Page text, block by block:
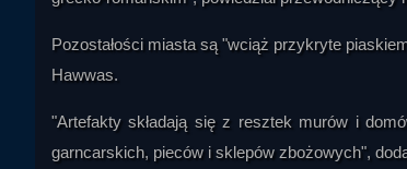
Pozostałości miasta są "wciąż przykryte
Hawwas.
"Artefakty składają się z resztek murów i
garncarskich, pieców i sklepów zbożowych",